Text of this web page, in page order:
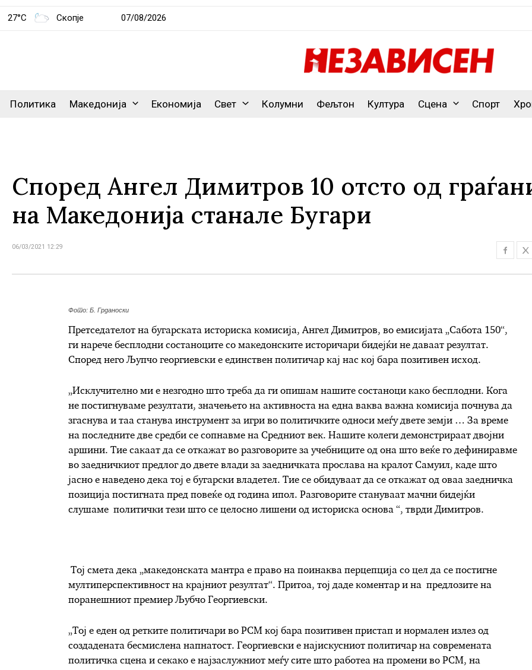
27°C Скопје 07/08/2026
Политика Македонија Економија Свет Колумни Фељтон Култура Сцена Спорт
Според Ангел Димитров 10 отсто од
на Македонија станале Бугари
06/03/2021 12:29
Фото: Б. Грданоски
Претседателот на бугарската историска комисија, Ангел Димитров, во емисијата „Сабота 150“,
ги нарече бесплодни состаноците со македонските историчари бидејќи не даваат резултат.
Според него Љупчо георгиевски е единствен политичар кај нас кој бара позитивен исход.
„Исклучително ми е незгодно што треба да ги опишам нашите состаноци како бесплодни. Кога
не постигнуваме резултати, значењето на активноста на една ваква важна комисија почнува да
згаснува и таа станува инструмент за игри во политичките односи меѓу двете земји … За време
на последните две средби се сопнавме на Средниот век. Нашите колеги демонстрираат двојни
аршини. Тие сакаат да се откажат во разговорите за учебниците од она што веќе го дефиниравме
во заедничкиот предлог до двете влади за заедничката прослава на кралот Самуил, каде што
јасно е наведено дека тој е бугарски владетел. Тие се обидуваат да се откажат од оваа заедничка
позиција постигната пред повеќе од година ипол. Разговорите стануваат мачни бидејќи
слушаме политички тези што се целосно лишени од историска основа “, тврди Димитров.
Тој смета дека „македонската мантра е право на поинаква перцепција со цел да се постигне
мултиперспективност на крајниот резултат“. Притоа, тој даде коментар и на предлозите на
поранешниот премиер Љубчо Георгиевски.
„Тој е еден од ретките политичари во РСМ кој бара позитивен пристап и нормален излез од
создадената бесмислена напнатост. Георгиевски е најискусниот политичар на современата
политичка сцена и секако е најзаслужниот меѓу сите што работеа на промени во РСМ, на